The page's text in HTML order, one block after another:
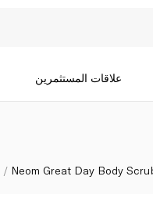
علاقات المستثمرين
Neom Great Day Body